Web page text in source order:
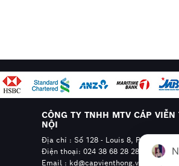
CÔNG TY TNHH MTV CÁP VIỄN
NỘI
Địa chỉ : Số 128 - Louis 8, Phường
Điện thoại: 024 38 68 28 28 -
Email : kd@capvienthong.vn